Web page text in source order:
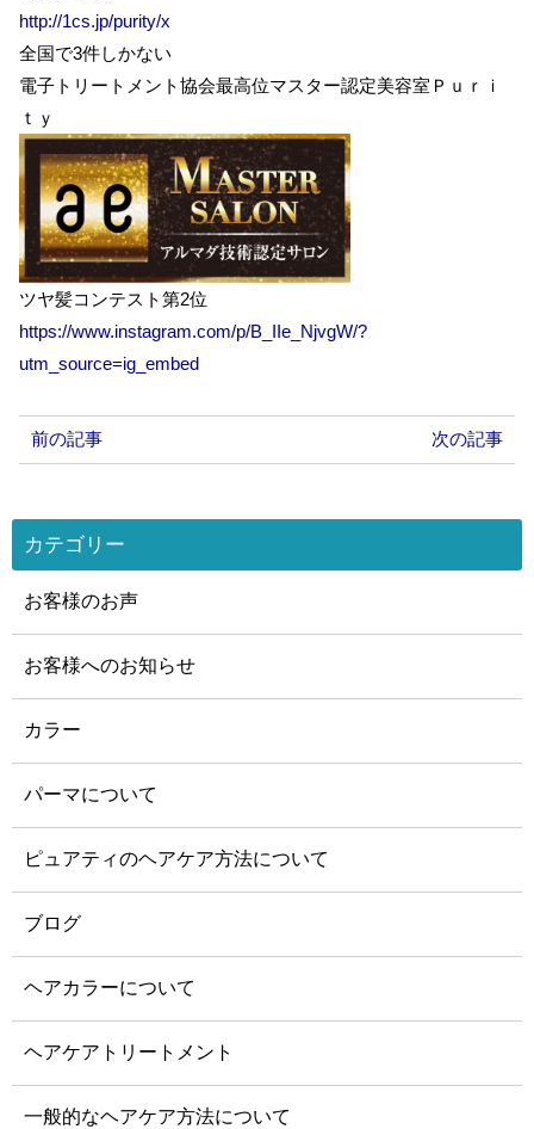
http://1cs.jp/purity/x
全国で3件しかない
電子トリートメント協会最高位マスター認定美容室Ｐｕｒｉ
ｔｙ
ツヤ髪コンテスト第2位
https://www.instagram.com/p/B_IIe_NjvgW/?
utm_source=ig_embed
前の記事 次の記事
カテゴリー
お客様のお声
お客様へのお知らせ
カラー
パーマについて
ピュアティのヘアケア方法について
ブログ
ヘアカラーについて
ヘアケアトリートメント
一般的なヘアケア方法について